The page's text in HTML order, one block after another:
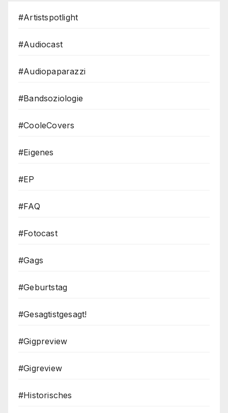
#Artistspotlight
#Audiocast
#Audiopaparazzi
#Bandsoziologie
#CooleCovers
#Eigenes
#EP
#FAQ
#Fotocast
#Gags
#Geburtstag
#Gesagtistgesagt!
#Gigpreview
#Gigreview
#Historisches